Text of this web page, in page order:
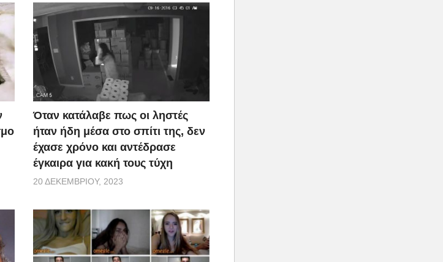
Όταν κατάλαβε πως οι ληστές
ήταν ήδη μέσα στο σπίτι της, δεν
έχασε χρόνο και αντέδρασε
έγκαιρα για κακή τους τύχη
20 ΔΕΚΕΜΒΡΊΟΥ, 2023